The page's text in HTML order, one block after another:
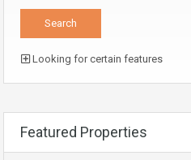
Looking for certain features
Featured Properties